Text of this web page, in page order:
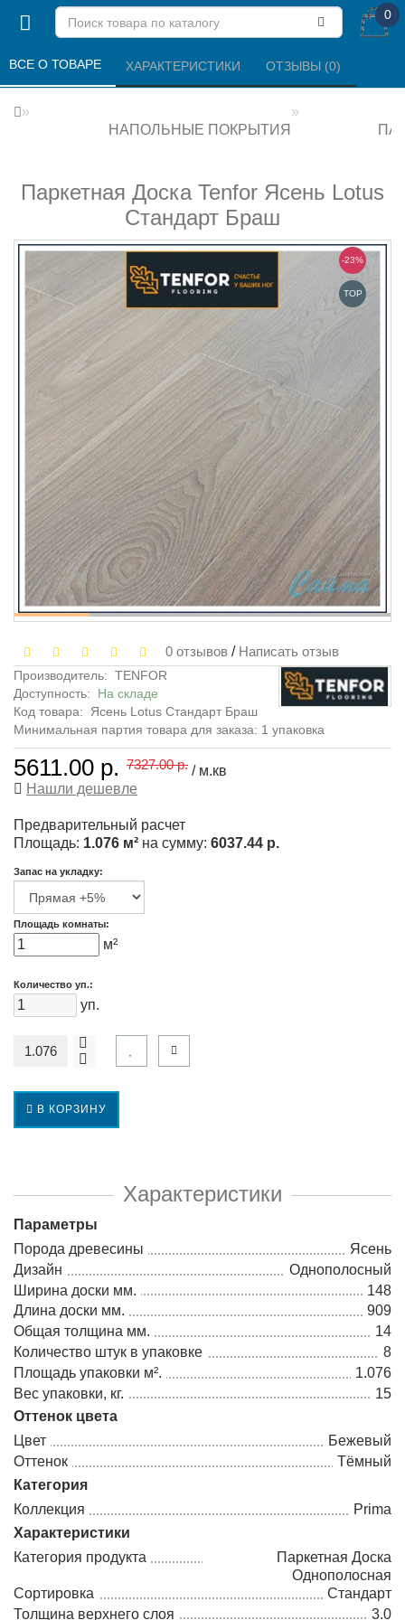
0
НАПОЛЬНЫЕ ПОКРЫТИЯ
Паркетная Доска Tenfor Ясень Lotus
Стандарт Браш
ВСЕ О ТОВАРЕ ХАРАКТЕРИСТИКИ ОТЗЫВЫ (0)
-23%
TOP
0 отзывов / Написать отзыв
Производитель: TENFOR
Доступность: На складе
Код товара:
Ясень Lotus Стандарт Браш
Минимальная партия товара для заказа: 1 упаковка
5611.00 р. 7327.00 р. / м.кв
Нашли дешевле
Предварительный расчет
Площадь: 1.076 м² на сумму: 6037.44 р.
Запас на укладку:
Площадь комнаты:
м²
Количество уп.:
уп.
В КОРЗИНУ
Характеристики
Параметры
Порода древесины
Ясень
Дизайн
Однополосный
Ширина доски мм.
148
Длина доски мм.
909
Общая толщина мм.
14
Количество штук в упаковке
8
Площадь упаковки м².
1.076
Вес упаковки, кг.
15
Оттенок цвета
Цвет
Бежевый
Оттенок
Тёмный
Категория
Коллекция
Prima
Характеристики
Категория продукта
Паркетная Доска
Однополосная
Сортировка
Стандарт
Толщина верхнего слоя
3.0